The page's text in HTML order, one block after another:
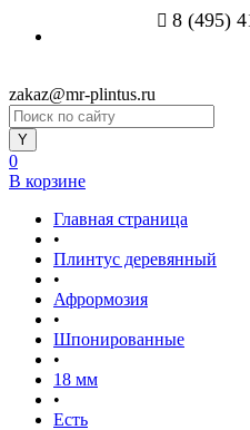
8 (495)
zakaz@mr-plintus.ru
0
В корзине
Главная страница
•
Плинтус деревянный
•
Афрормозия
•
Шпонированные
•
18 мм
•
Есть